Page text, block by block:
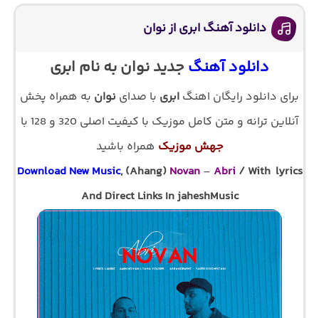
دانلود آهنگ ابری از نوان
دانلود آهنگجدید نوان به نام ابری
برای دانلود رایگان اهنگ ابری با صدای نوان به همراه پخش
آنلاین ترانه و متن کامل موزیک با کیفیت اصلی 320 و 128 با
جهش موزیک همراه باشید
Download New Music, (Ahang) Novan – Abri / With lyrics
And Direct Links In jaheshMusic